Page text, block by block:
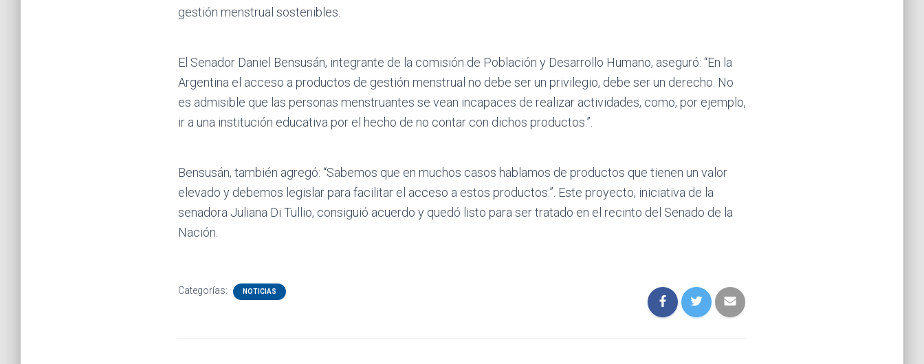
gestión menstrual sostenibles.
El Senador Daniel Bensusán, integrante de la comisión de Población y Desarrollo Humano, aseguró: “En la
Argentina el acceso a productos de gestión menstrual no debe ser un privilegio, debe ser un derecho. No
es admisible que las personas menstruantes se vean incapaces de realizar actividades, como, por ejemplo,
ir a una institución educativa por el hecho de no contar con dichos productos.”.
Bensusán, también agregó: “Sabemos que en muchos casos hablamos de productos que tienen un valor
elevado y debemos legislar para facilitar el acceso a estos productos.”. Este proyecto, iniciativa de la
senadora Juliana Di Tullio, consiguió acuerdo y quedó listo para ser tratado en el recinto del Senado de la
Nación.
Categorías: NOTICIAS